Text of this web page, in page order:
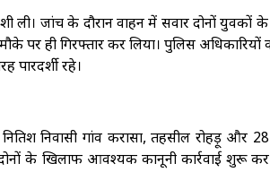
ली। जांच के दौरान वाहन में सवार दोनों युवकों के
पर ही गिरफ्तार कर लिया। पुलिस अधिकारियों
पारदर्शी रहे।
निवासी गांव करासा, तहसील रोहड़ू और
के खिलाफ आवश्यक कानूनी कार्रवाई शुरू